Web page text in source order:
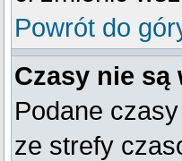
Powrót do
Czasy nie są
Podane
ze strefy